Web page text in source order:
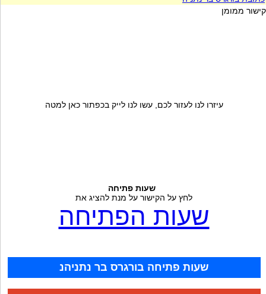
קישור ממומן
עיזרו לנו לעזור לכם, עשו לנו לייק בכפתור כאן למטה
שעות פתיחה
לחץ על הקישור על מנת להציג את
שעות הפתיחה
שעות פתיחה בורגרס בר נתניהנ